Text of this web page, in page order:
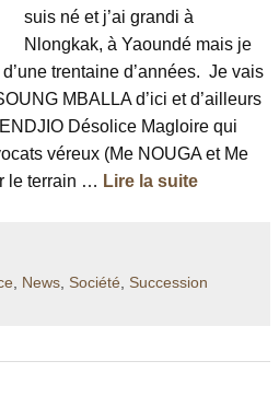
suis né et j’ai grandi à
Nlongkak, à Yaoundé mais je
trentaine d’années. Je vais
MBALLA d’ici et d’ailleurs
Désolice Magloire qui
véreux (Me NOUGA et Me
le terrain … Lire la suite
, News, Société, Succession